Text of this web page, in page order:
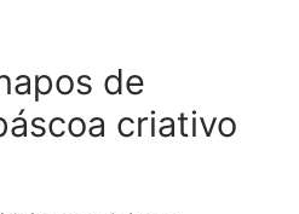
de
criativo